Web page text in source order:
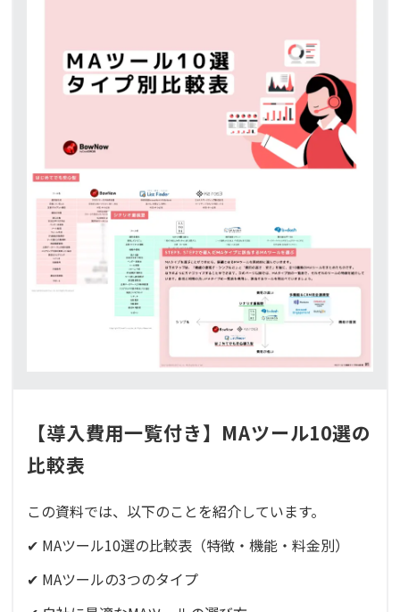
【導入費用一覧付き】MAツール10選の
比較表
この資料では、以下のことを紹介しています。
✔ MAツール10選の比較表（特徴・機能・料金別）
✔ MAツールの3つのタイプ